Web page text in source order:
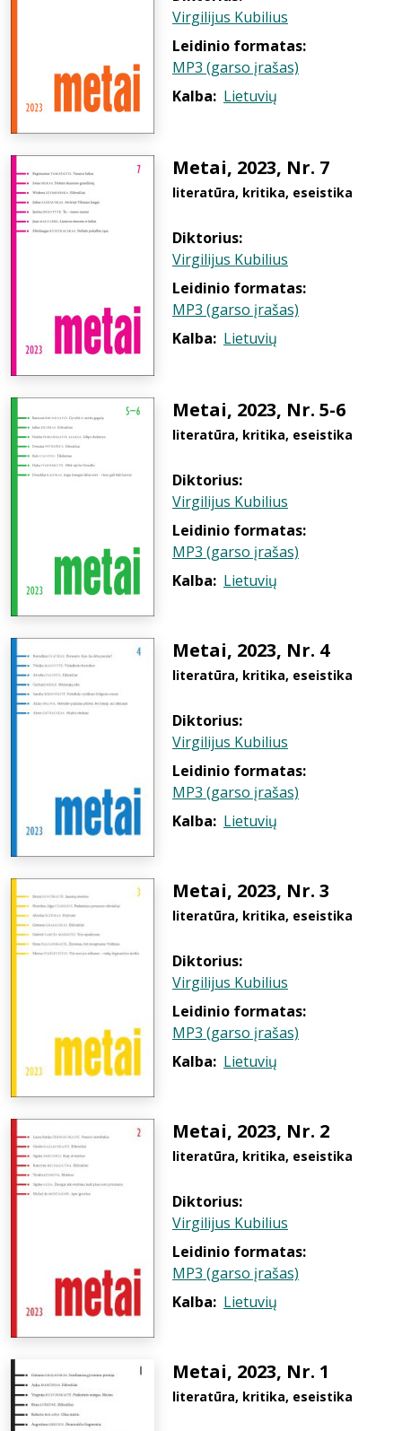
Virgilijus Kubilius
Leidinio formatas:
MP3 (garso įrašas)
Kalba: Lietuvių
Metai, 2023, Nr. 7
literatūra, kritika, eseistika
Diktorius:
Virgilijus Kubilius
Leidinio formatas:
MP3 (garso įrašas)
Kalba: Lietuvių
Metai, 2023, Nr. 5-6
literatūra, kritika, eseistika
Diktorius:
Virgilijus Kubilius
Leidinio formatas:
MP3 (garso įrašas)
Kalba: Lietuvių
Metai, 2023, Nr. 4
literatūra, kritika, eseistika
Diktorius:
Virgilijus Kubilius
Leidinio formatas:
MP3 (garso įrašas)
Kalba: Lietuvių
Metai, 2023, Nr. 3
literatūra, kritika, eseistika
Diktorius:
Virgilijus Kubilius
Leidinio formatas:
MP3 (garso įrašas)
Kalba: Lietuvių
Metai, 2023, Nr. 2
literatūra, kritika, eseistika
Diktorius:
Virgilijus Kubilius
Leidinio formatas:
MP3 (garso įrašas)
Kalba: Lietuvių
Metai, 2023, Nr. 1
literatūra, kritika, eseistika